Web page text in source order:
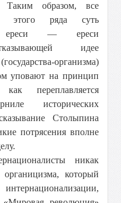
Таким образом, все
этого ряда суть
ереси — ереси
идее
организма)
уповают на принцип
переплавляется
исторических
Столыпина
потрясения вполне
никак
который